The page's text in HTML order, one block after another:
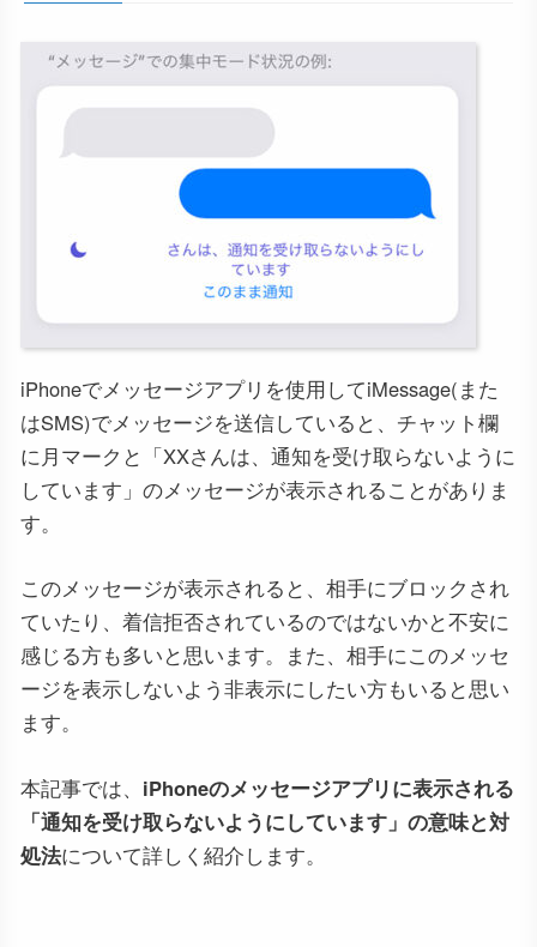
iPhoneでメッセージアプリを使用してiMessage(また
はSMS)でメッセージを送信していると、チャット欄
に月マークと「XXさんは、通知を受け取らないように
しています」のメッセージが表示されることがありま
す。
このメッセージが表示されると、相手にブロックされ
ていたり、着信拒否されているのではないかと不安に
感じる方も多いと思います。また、相手にこのメッセ
ージを表示しないよう非表示にしたい方もいると思い
ます。
本記事では、 iPhoneのメッセージアプリに表示される
「通知を受け取らないようにしています」の意味と対
処法について詳しく紹介します。